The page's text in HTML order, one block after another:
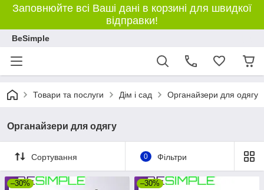
Заповнюйте всі Ваші дані в корзині для швидкої
відправки!
BeSimple
Товари та послуги Дім і сад Органайзери для одягу
Органайзери для одягу
Сортування 0 Фільтри
–30% –30%